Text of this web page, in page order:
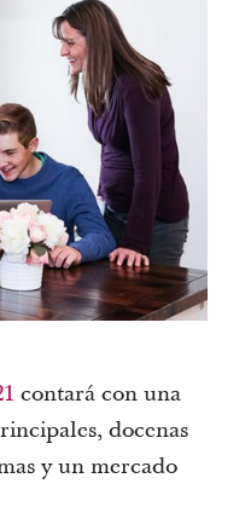
contará con una
docenas
y un mercado